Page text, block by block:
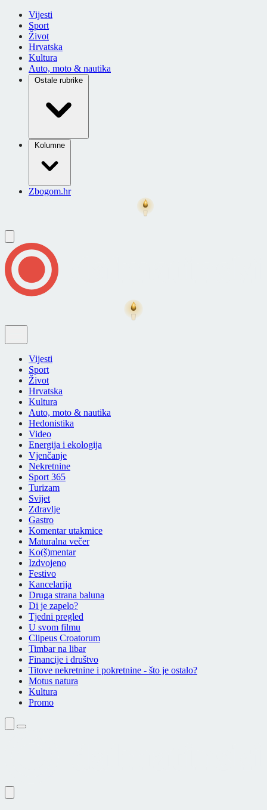
Vijesti
Sport
Život
Hrvatska
Kultura
Auto, moto & nautika
Ostale rubrike
Kolumne
Zbogom.hr
Vijesti
Sport
Život
Hrvatska
Kultura
Auto, moto & nautika
Hedonistika
Video
Energija i ekologija
Vjenčanje
Nekretnine
Sport 365
Turizam
Svijet
Zdravlje
Gastro
Komentar utakmice
Maturalna večer
Ko(š)mentar
Izdvojeno
Festivo
Kancelarija
Druga strana baluna
Di je zapelo?
Tjedni pregled
U svom filmu
Clipeus Croatorum
Timbar na libar
Financije i društvo
Titove nekretnine i pokretnine - što je ostalo?
Motus natura
Kultura
Promo